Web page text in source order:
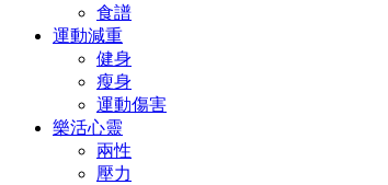
食譜
運動減重
健身
瘦身
運動傷害
樂活心靈
兩性
壓力